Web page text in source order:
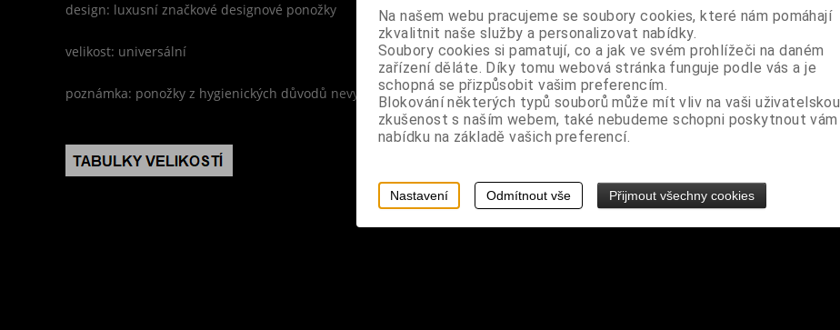
design: luxusní značkové designové ponožky
velikost: universální
poznámka: ponožky z hygienických důvodů nevyměňujeme
Na našem webu pracujeme se soubory cookies, které nám pomáhají
zkvalitnit naše služby a personalizovat nabídky.
Soubory cookies si pamatují, co a jak ve svém prohlížeči na daném
zařízení děláte. Díky tomu webová stránka funguje podle vás a je
schopná se přizpůsobit vašim preferencím.
Blokování některých typů souborů může mít vliv na vaši uživatelskou
zkušenost s naším webem, také nebudeme schopni poskytnout vám
nabídku na základě vašich preferencí.
Nastavení Odmítnout vše Přijmout všechny cookies